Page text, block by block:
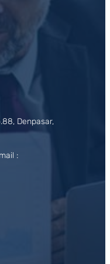
Denpasar,
: